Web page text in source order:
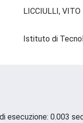
LICCIULLI, VITO
Istituto di
esecuzione: 0.003